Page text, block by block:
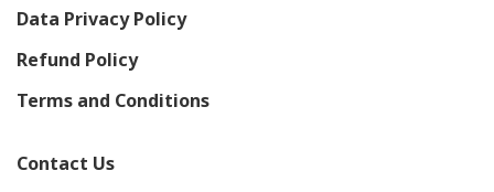
Data Privacy Policy
Refund Policy
Terms and Conditions
Contact Us